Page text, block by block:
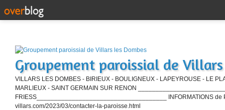
Groupement paroissial de
VILLARS LES DOMBES - BIRIEUX - BOULIGNEUX - LAPEYROUSE - LE
MARLIEUX - SAINT GERMAIN SUR RENON
FRIESS_____________________________________ INFORMATIONS de
villars.com/2023/03/contacter-la-paroisse.html